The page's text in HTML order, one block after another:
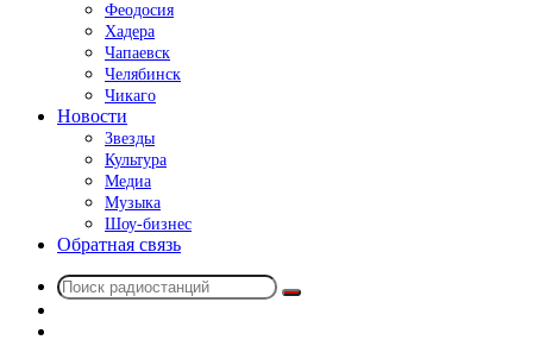
Феодосия
Хадера
Чапаевск
Челябинск
Чикаго
Новости
Звезды
Культура
Медиа
Музыка
Шоу-бизнес
Обратная связь
Поиск